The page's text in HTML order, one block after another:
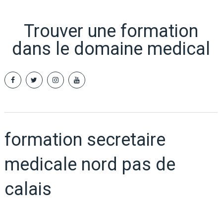
Trouver une formation
dans le domaine medical
formation secretaire
medicale nord pas de
calais